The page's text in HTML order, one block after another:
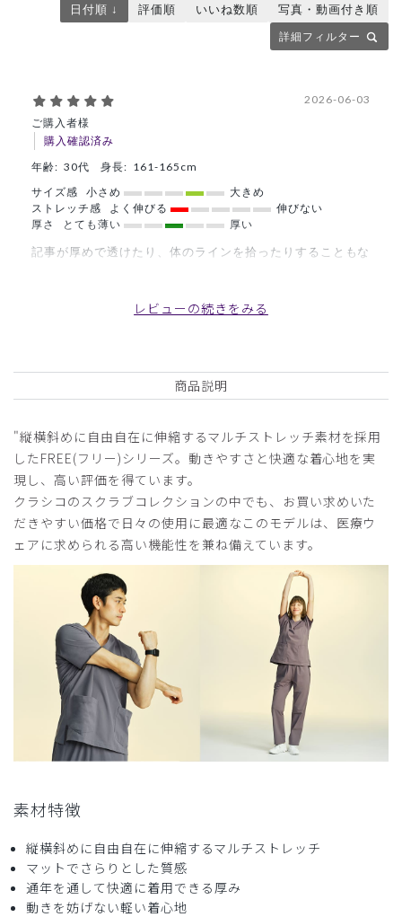
詳細フィルター
日付順 ↓ 評価順 いいね数順 写真・動画付き順
ご購入者様
購入確認済み
2026-06-03
年齢: 30代 身長: 161-165cm
サイズ感
小さめ
大きめ
ストレッチ感
よく伸びる
伸びない
厚さ
とても薄い 厚い
記事が厚めで透けたり、体のラインを拾ったりすることもな
O17レディース:ロールアップスクラブトップ
ス・FREE/オフホワイト/M
tumu様
購入確認済み
2026-03-10
年齢: 40代 身長: 151-155cm 体重: 46-50kg
着やすい
胸や脇のあき具合も程よく、着心地よいです。
O17レディース:ロールアップスクラブトップ
ス・FREE/ディープネイビー/M
役に立った 0
ふみみ様
年齢:50代
色も周りの方から好評です。
商品：O17レディース:ロールアップスクラブトップ
ス・FREE/ピンクベージュ/M
レビューの続きをみる
商品説明
"縦横斜めに自由自在に伸縮するマルチストレッチ素材を採用
したFREE(フリー)シリーズ。動きやすさと快適な着心地を実
現し、高い評価を得ています。
クラシコのスクラブコレクションの中でも、お買い求めいた
だきやすい価格で日々の使用に最適なこのモデルは、医療ウ
ェアに求められる高い機能性を兼ね備えています。
素材特徴
縦横斜めに自由自在に伸縮するマルチストレッチ
マットでさらりとした質感
通年を通して快適に着用できる厚み
動きを妨げない軽い着心地